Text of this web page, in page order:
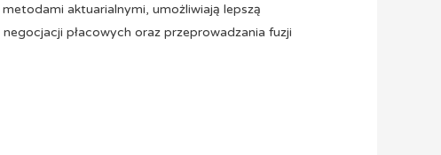
aktuarialnymi, umożliwiają lepszą
płacowych oraz przeprowadzania fuzji